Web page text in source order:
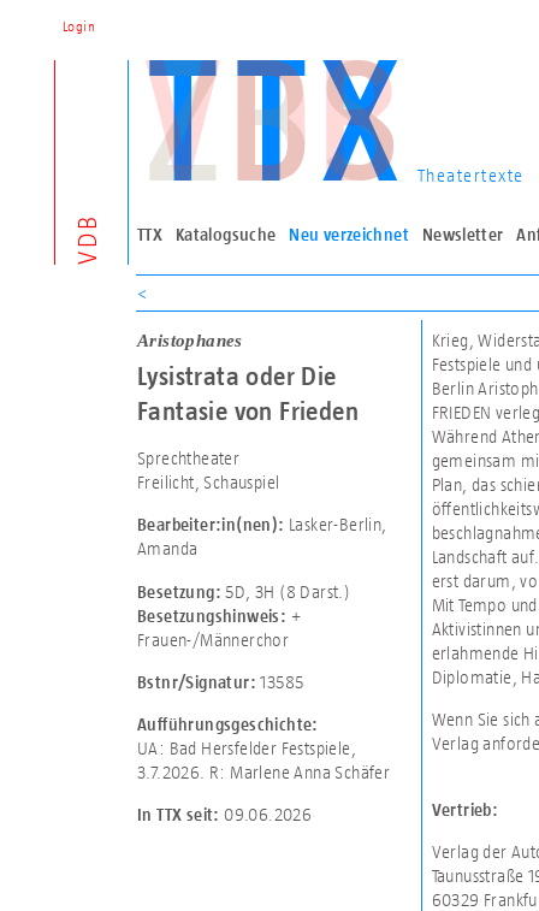
VDB
Theatertexte
TTX Katalogsuche Neu verzeichnet Newsletter
Login
<
Aristophanes
Lysistrata oder Die
Fantasie von Frieden
Sprechtheater
Freilicht, Schauspiel
Bearbeiter:in(nen): Lasker-Berlin,
Amanda
Besetzung: 5D 3H (8 Darst.)
Besetzungshinweis: +
Frauen-/Männerchor
Bstnr/Signatur: 13585
Aufführungsgeschichte:
UA: Bad Hersfelder Festspiele,
3.7.2026. R: Marlene Anna Schäfer
In TTX seit: 09.06.2026
Krieg,
Festspiele
Berlin
FRIEDEN
Während
gemeinsam
Plan, das
Landschaft
erst darum,
Mit Tempo
Aktivistinnen
erlahmende
Diplomatie,
Wenn Sie sich
Verlag
Vertrieb:
Verlag der
Taunusstraße
60329